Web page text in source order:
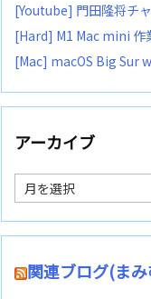
[Youtube] 門田隆将チ
[Hard] M1 Mac mini 作
[Mac] macOS Big Sur
アーカイブ
ア
ー
カ
イ
関連ブログ(ま